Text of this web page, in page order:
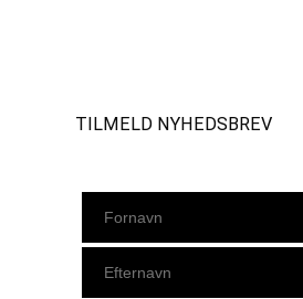
TILMELD NYHEDSBREV